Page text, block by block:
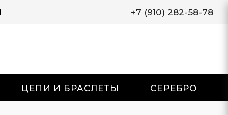
+7 (910) 282-58-78
ЦЕПИ И БРАСЛЕТЫ СЕРЕБРО